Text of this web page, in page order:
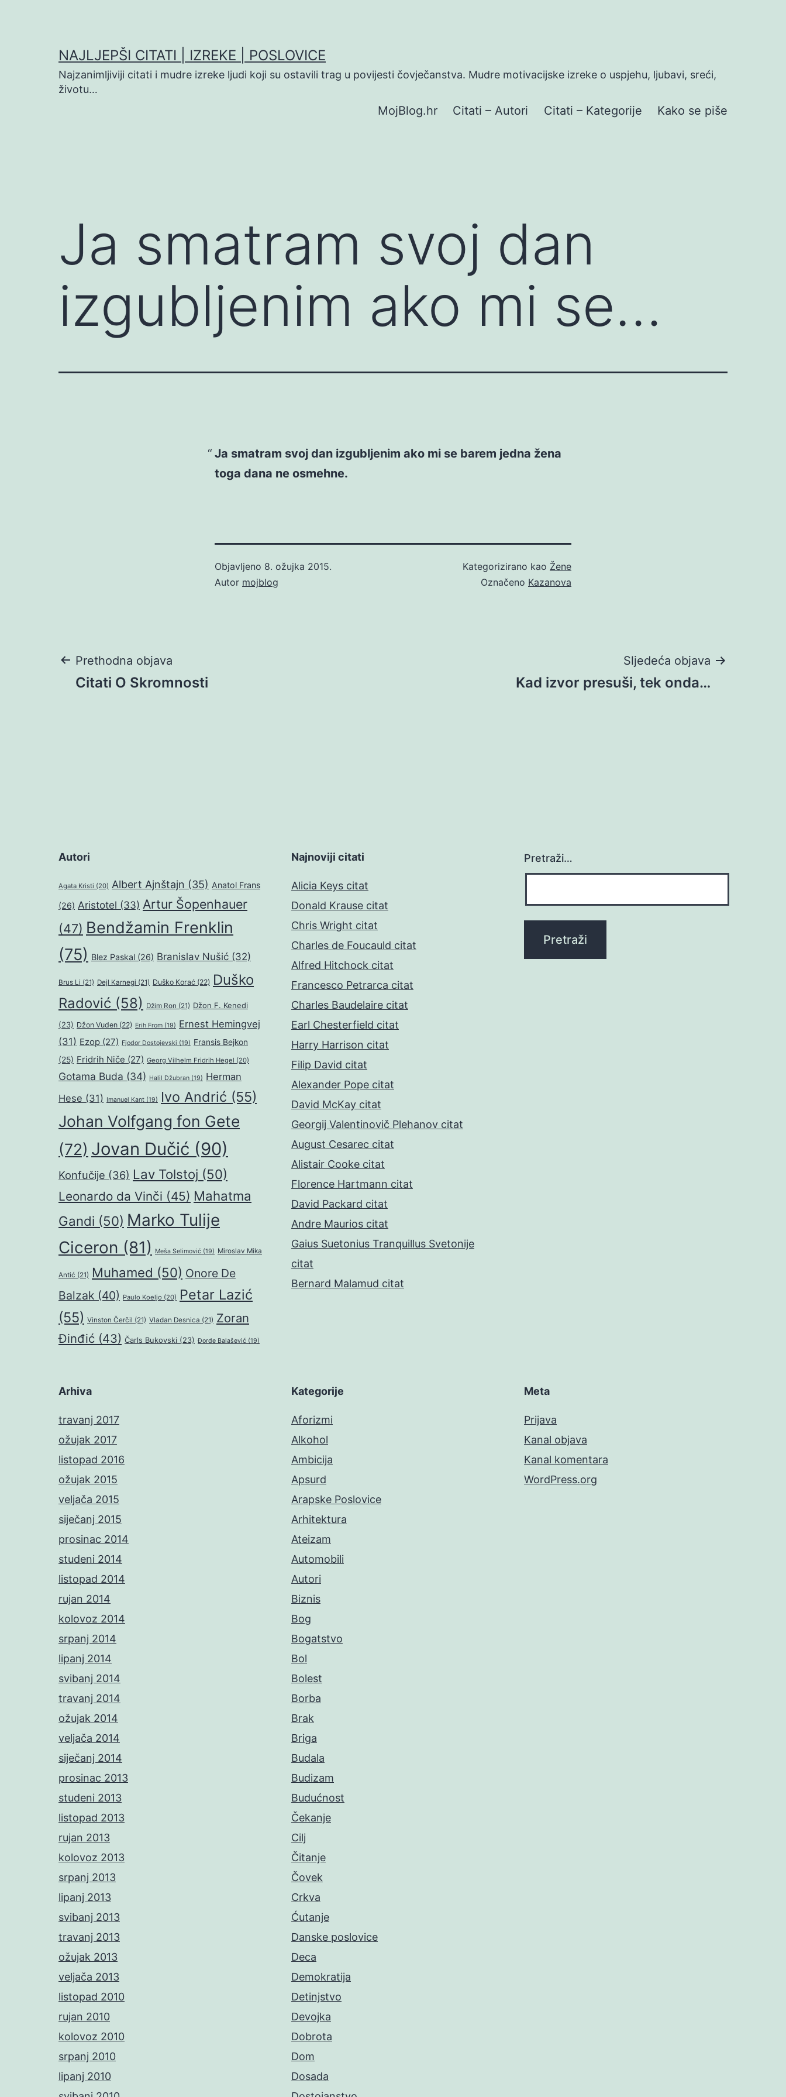
NAJLJEPŠI CITATI | IZREKE | POSLOVICE
Najzanimljiviji citati i mudre izreke ljudi koji su ostavili trag u povijesti čovječanstva. Mudre motivacijske izreke o uspjehu, ljubavi, sreći,
životu…
MojBlog.hr Citati – Autori Citati – Kategorije Kako se piše
Ja smatram svoj dan
izgubljenim ako mi se…
Ja smatram svoj dan izgubljenim ako mi se barem jedna žena
toga dana ne osmehne.
Objavljeno 8. ožujka 2015.
Autor mojblog
Kategorizirano kao Žene
Označeno Kazanova
Navigacija
Prethodna objava
Citati O Skromnosti
Sljedeća objava
Kad izvor presuši, tek onda…
Autori
Agata Kristi (20) Albert Ajnštajn (35) Anatol Frans
(26) Aristotel (33) Artur Šopenhauer
(47) Bendžamin Frenklin
(75) Blez Paskal (26) Branislav Nušić (32)
Brus Li (21) Dejl Karnegi (21) Duško Korać (22) Duško
Radović (58) Džim Ron (21) Džon F. Kenedi
(23) Džon Vuden (22) Erih From (19) Ernest Hemingvej
(31) Ezop (27) Fjodor Dostojevski (19) Fransis Bejkon
(25) Fridrih Niče (27) Georg Vilhelm Fridrih Hegel (20)
Gotama Buda (34) Halil Džubran (19) Herman
Hese (31) Imanuel Kant (19) Ivo Andrić (55)
Johan Volfgang fon Gete
(72) Jovan Dučić (90)
Konfučije (36) Lav Tolstoj (50)
Leonardo da Vinči (45) Mahatma
Gandi (50) Marko Tulije
Ciceron (81) Meša Selimović (19) Miroslav Mika
Antić (21) Muhamed (50) Onore De
Balzak (40) Paulo Koeljo (20) Petar Lazić
(55) Vinston Čerčil (21) Vladan Desnica (21) Zoran
Đinđić (43) Čarls Bukovski (23) Đorđe Balašević (19)
Najnoviji citati
Alicia Keys citat
Donald Krause citat
Chris Wright citat
Charles de Foucauld citat
Alfred Hitchock citat
Francesco Petrarca citat
Charles Baudelaire citat
Earl Chesterfield citat
Harry Harrison citat
Filip David citat
Alexander Pope citat
David McKay citat
Georgij Valentinovič Plehanov citat
August Cesarec citat
Alistair Cooke citat
Florence Hartmann citat
David Packard citat
Andre Maurios citat
Gaius Suetonius Tranquillus Svetonije
citat
Bernard Malamud citat
Pretraži…
Arhiva
travanj 2017
ožujak 2017
listopad 2016
ožujak 2015
veljača 2015
siječanj 2015
prosinac 2014
studeni 2014
listopad 2014
rujan 2014
kolovoz 2014
srpanj 2014
lipanj 2014
svibanj 2014
travanj 2014
ožujak 2014
veljača 2014
siječanj 2014
prosinac 2013
studeni 2013
listopad 2013
rujan 2013
kolovoz 2013
srpanj 2013
lipanj 2013
svibanj 2013
travanj 2013
ožujak 2013
veljača 2013
listopad 2010
rujan 2010
kolovoz 2010
srpanj 2010
lipanj 2010
Kategorije
Aforizmi
Alkohol
Ambicija
Apsurd
Arapske Poslovice
Arhitektura
Ateizam
Automobili
Autori
Biznis
Bog
Bogatstvo
Bol
Bolest
Borba
Brak
Briga
Budala
Budizam
Budućnost
Čekanje
Cilj
Čitanje
Čovek
Crkva
Ćutanje
Danske poslovice
Deca
Demokratija
Detinjstvo
Devojka
Dobrota
Dom
Dosada
Meta
Prijava
Kanal objava
Kanal komentara
WordPress.org